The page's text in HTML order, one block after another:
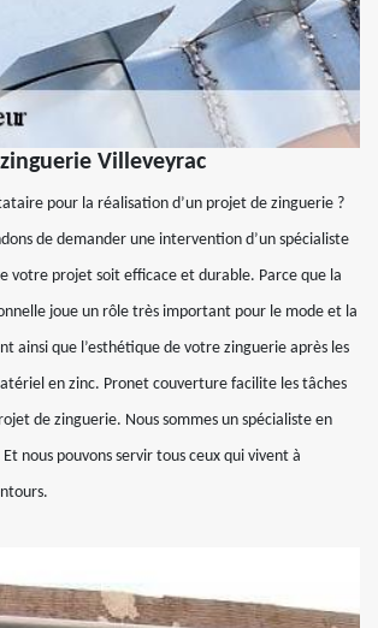
Villeveyrac
pour la réalisation d’un projet de zinguerie ?
de demander une intervention d’un spécialiste
votre projet soit efficace et durable. Parce que la
joue un rôle très important pour le mode et la
ainsi que l’esthétique de votre zinguerie après les
en zinc. Pronet couverture facilite les tâches
de zinguerie. Nous sommes un spécialiste en
nous pouvons servir tous ceux qui vivent à